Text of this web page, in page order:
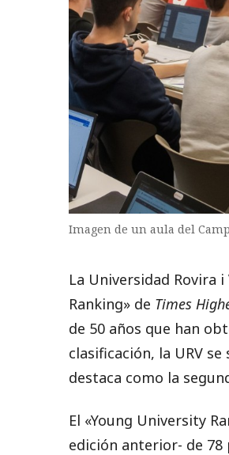
Imagen de un aula del
La Universidad Rovira
Ranking» de Times
de 50 años que han
clasificación, la URV
destaca como la
El «Young University
edición anterior- de 78